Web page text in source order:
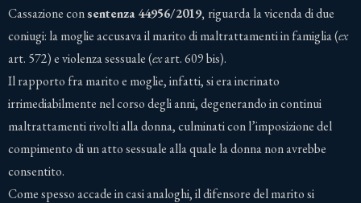
Cassazione consentenza 44956/2019, riguarda la vicenda di due
coniugi: la moglie accusava il marito di maltrattamenti in famiglia (ex
art. 572) e violenza sessuale (exart. 609 bis).
Il rapporto fra marito e moglie, infatti, si era incrinato
irrimediabilmente nel corso degli anni, degenerando in continui
maltrattamenti rivolti alla donna, culminati con l’imposizione del
compimento di un atto sessuale alla quale la donna non avrebbe
consentito.
Come spesso accade in casi analoghi, il difensore del marito si